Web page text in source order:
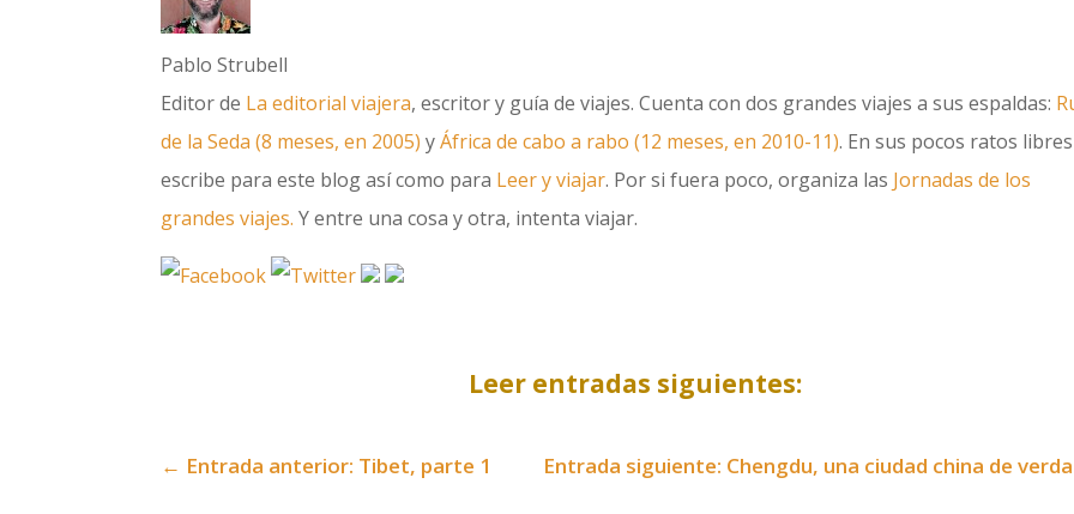
Pablo Strubell
Editor de La editorial viajera, escritor y guía de viajes. Cuenta con dos grandes viajes a sus espaldas:
de la Seda (8 meses, en 2005) yÁfrica de cabo a rabo (12 meses, en 2010-11). En sus pocos ratos libres
escribe para este blog así como para Leer y viajar. Por si fuera poco, organiza las Jornadas de los
grandes viajes. Y entre una cosa y otra, intenta viajar.
Leer entradas siguientes:
← Entrada anterior: Tibet, parte 1 Entrada siguiente: Chengdu, una ciudad china de